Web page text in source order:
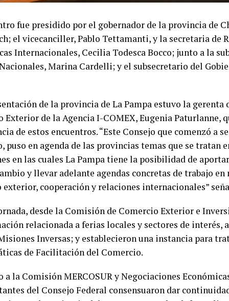
fue presidido por el gobernador de la provincia de
el vicecanciller, Pablo Tettamanti, y la secretaria de
Internacionales, Cecilia Todesca Bocco; junto a la
Marina Cardelli; y el subsecretario del
de la provincia de La Pampa estuvo la gerenta
Exterior de la Agencia I-COMEX, Eugenia Paturlanne,
de estos encuentros. “Este Consejo que comenzó a
puso en agenda de las provincias temas que se tratan
en las cuales La Pampa tiene la posibilidad de
y llevar adelante agendas concretas de trabajo en
exterior, cooperación y relaciones internacionales”
desde la Comisión de Comercio Exterior e
relacionada a ferias locales y sectores de interés,
Inversas; y establecieron una instancia para
de Facilitación del Comercio.
a la Comisión MERCOSUR y Negociaciones
del Consejo Federal consensuaron dar